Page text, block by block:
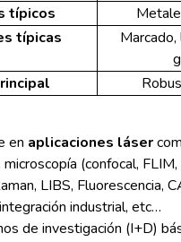
típicos
típicas
en aplicaciones láser
microscopía (confocal,
LIBS, Fluorescencia,
industrial, etc…
de investigación (I+D)